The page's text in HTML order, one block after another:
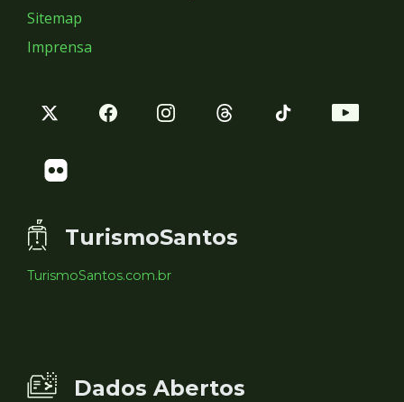
Sitemap
Imprensa
TurismoSantos
TurismoSantos.com.br
Dados Abertos